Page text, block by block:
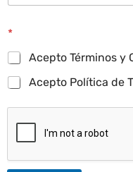
*
Acepto Términos y
Acepto Política de